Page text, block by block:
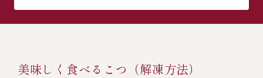
美味しく食べるこつ（解凍方法）